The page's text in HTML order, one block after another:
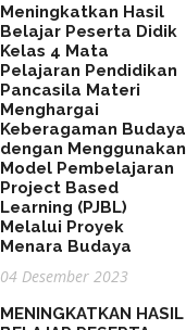
Meningkatkan Hasil
Belajar Peserta Didik
Kelas 4 Mata
Pelajaran Pendidikan
Pancasila Materi
Menghargai
Keberagaman Budaya
dengan Menggunakan
Model Pembelajaran
Project Based
Learning (PJBL)
Melalui Proyek
Menara Budaya
04 Desember 2023
MENINGKATKAN HASIL